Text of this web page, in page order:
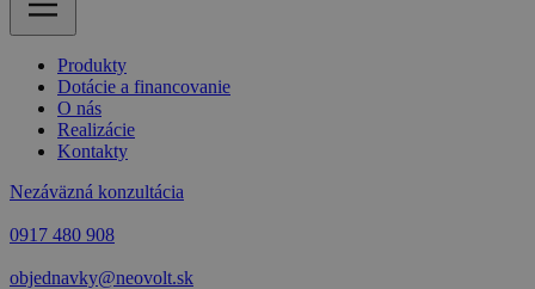
Produkty
Dotácie a financovanie
O nás
Realizácie
Kontakty
Nezáväzná konzultácia
0917 480 908
objednavky@neovolt.sk